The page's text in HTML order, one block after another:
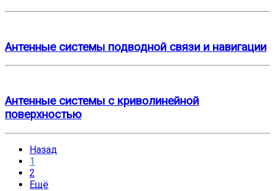
Антенные системы подводной связи и навигации
Антенные системы с криволинейной
поверхностью
Назад
1
2
Ещё